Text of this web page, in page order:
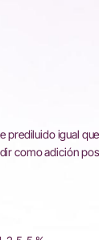
prediluido igual
como adición